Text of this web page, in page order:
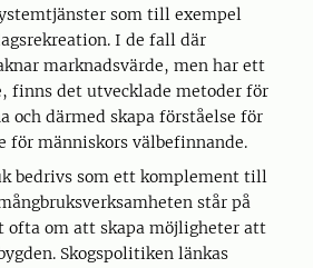
som till exempel
I de fall där
marknadsvärde, men har ett
finns det utvecklade metoder för
och därmed skapa förståelse för
för människors välbefinnande.
bedrivs som ett komplement till
står på
ofta om att skapa möjligheter att
Skogspolitiken länkas